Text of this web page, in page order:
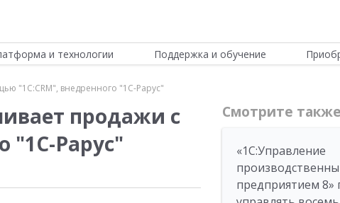
и технологии Поддержка и обучение
"1С:CRM", внедренного "1С-Рарус"
продажи с
"1С-Рарус"
Смотрите также
«1С:Управление
предприятием 8»